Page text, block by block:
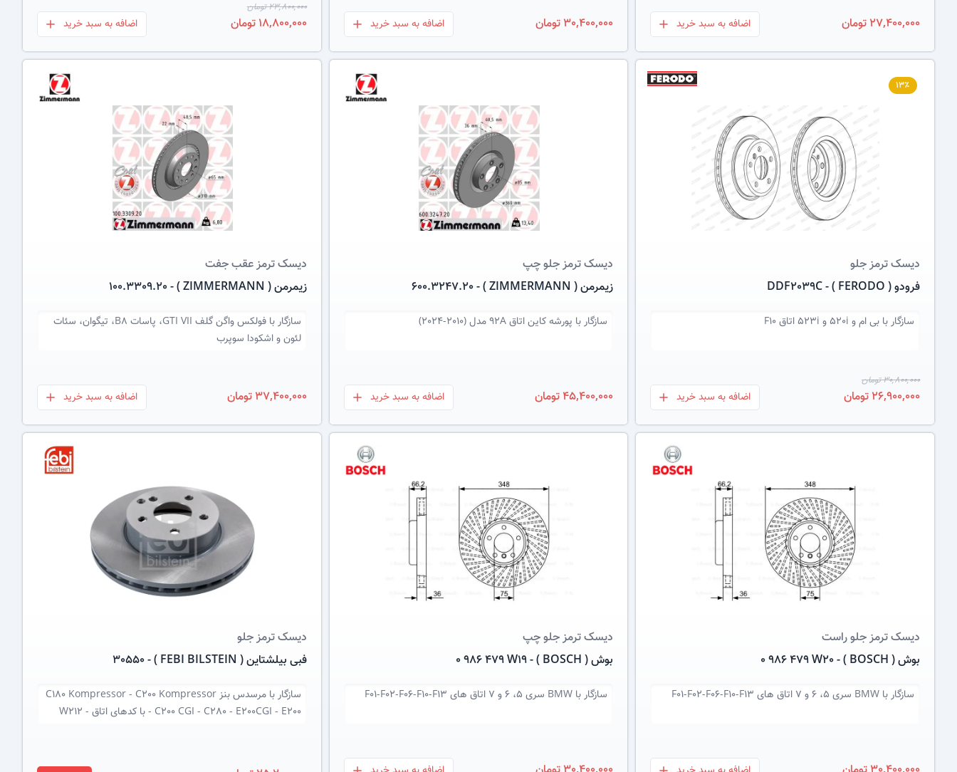
27,400,000 تومان بعلاوه
اضافه به سبد خرید 30,400,000 تومان بعلاوه
اضافه به سبد خرید
23,800,000 تومان
18,800,000 تومان بعلاوه
اضافه به سبد خرید
عکس کالا
۱۳٪
دیسک ترمزجلو
فرودو ( FERODO ) - DDF2039C
سازگار با بی ام و 520i و 523i اتاق F10
30,800,000 تومان
26,900,000 تومان بعلاوه
اضافه به سبد خرید
عکس کالا
دیسک ترمزجلو چپ
زیمرمن ( ZIMMERMANN ) - 600.3247.20
سازگار با پورشه کاین اتاق ۹۲A مدل (2010-2024)
45,400,000 تومان بعلاوه
اضافه به سبد خرید
عکس کالا
دیسک ترمزعقب جفت
زیمرمن ( ZIMMERMANN ) - 100.3309.20
سازگار با
فولکس واگن گلف GTI VII، پاسات B8، تیگوان، سئات
لئون و اشکودا سوپرب
37,400,000 تومان بعلاوه
اضافه به سبد خرید
عکس کالا
دیسک ترمزجلو راست
بوش ( BOSCH ) - 0 986 479 W20
سازگار با BMW سری 5، 6 و 7 اتاق های F01-F02-F06-F10-F13
عکس کالا
دیسک ترمزجلو چپ
بوش ( BOSCH ) - 0 986 479 W19
سازگار با BMW سری 5، 6 و 7 اتاق های F01-F02-F06-F10-F13
عکس کالا
دیسک ترمزجلو
فبی بیلشتاین ( FEBI BILSTEIN ) - 30550
سازگار با
مرسدس بنز C180 Kompressor - C200 Kompressor
- C200 CGI - C280 - E200CGI - E200 با کدهای اتاق W212 -